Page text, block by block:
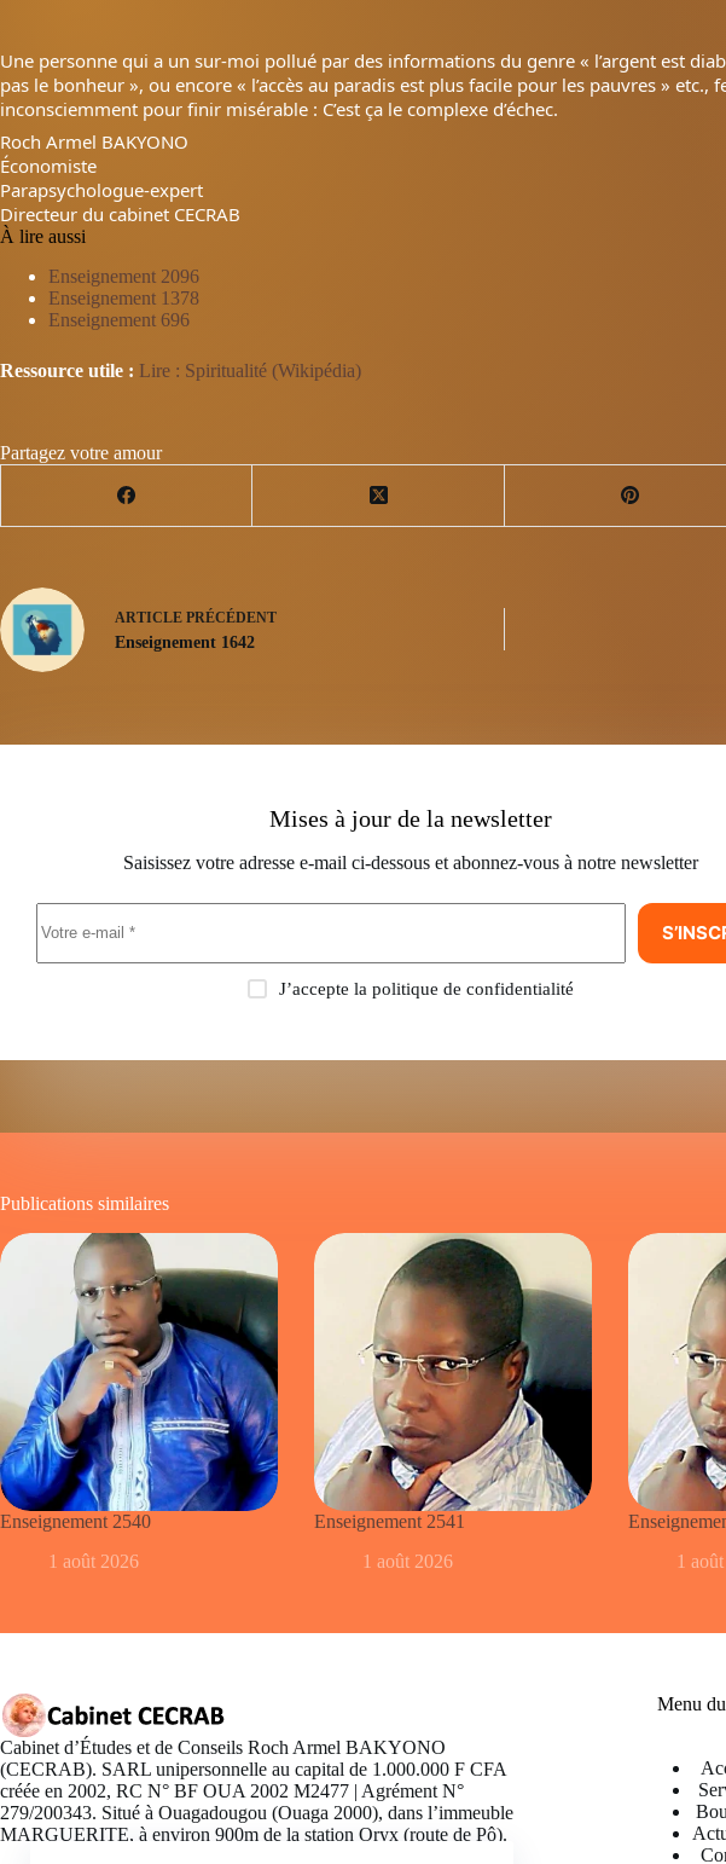
Une personne qui a un sur-moi pollué par des informations du genre « l’argent est
pas le bonheur », ou encore « l’accès au paradis est plus facile pour les pauvres » etc.,
inconsciemment pour finir misérable : C’est ça le complexe d’échec.
Roch Armel BAKYONO
Économiste
Parapsychologue-expert
Directeur du cabinet CECRAB
À lire aussi
Enseignement 2096
Enseignement 1378
Enseignement 696
Ressource utile : Lire : Spiritualité (Wikipédia)
Partagez votre amour
ARTICLE PRÉCÉDENT
Enseignement 1642
Mises à jour de la newsletter
Saisissez votre adresse e-mail ci-dessous et abonnez-vous à notre newsletter
J’accepte la politique de confidentialité
Publications similaires
Enseignement 2540
1 août 2026
Enseignement 2541
1 août 2026
1
Cabinet d’Études et de Conseils Roch Armel BAKYONO
(CECRAB). SARL unipersonnelle au capital de 1.000.000 F CFA
créée en 2002, RC N° BF OUA 2002 M2477 | Agrément N°
279/200343. Situé à Ouagadougou (Ouaga 2000), dans l’immeuble
MARGUERITE, à environ 900m de la station Oryx (route de Pô).
Menu